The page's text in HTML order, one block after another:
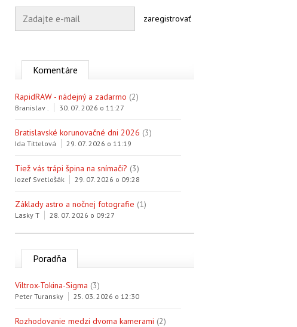
zaregistrovať
Komentáre
RapidRAW - nádejný a zadarmo (2)
Branislav . 30. 07. 2026 o 11:27
Bratislavské korunovačné dni 2026 (3)
Ida Tittelová 29. 07. 2026 o 11:19
Tiež vás trápi špina na snímači? (3)
Jozef Svetlošák 29. 07. 2026 o 09:28
Základy astro a nočnej fotografie (1)
Lasky T 28. 07. 2026 o 09:27
Poradňa
Viltrox-Tokina-Sigma (3)
Peter Turansky 25. 03. 2026 o 12:30
Rozhodovanie medzi dvoma kamerami (2)